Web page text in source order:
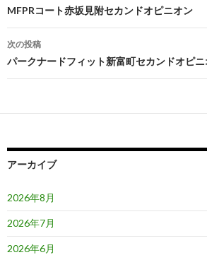
稿
ナ
ビ
ゲ
ー
ョ
MFPRコート赤坂見附セカンドオピニオン
次の投稿
パークナードフィット新富町セカンドオピ
アーカイブ
2026年8月
2026年7月
2026年6月